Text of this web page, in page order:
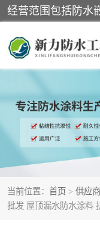
当前位置： 首页 > 供应
批发 屋顶漏水防水涂料
黑豹防水胶
乳化沥青防水涂料
非固化橡胶防水涂